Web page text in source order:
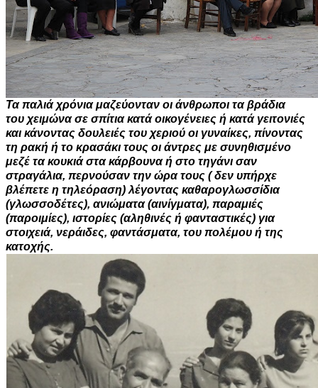
Τα παλιά χρόνια μαζεύονταν οι άνθρωποι τα βράδια
του χειμώνα σε σπίτια κατά οικογένειες ή κατά γειτονιές
και κάνοντας δουλειές του χεριού οι γυναίκες, πίνοντας
τη ρακή ή το κρασάκι τους οι άντρες με συνηθισμένο
μεζέ τα κουκιά στα κάρβουνα ή στο τηγάνι σαν
στραγάλια, περνούσαν την ώρα τους ( δεν υπήρχε
βλέπετε η τηλεόραση) λέγοντας καθαρογλωσσίδια
(γλωσσοδέτες), ανιώματα (αινίγματα), παραμιές
(παροιμίες), ιστορίες (αληθινές ή φανταστικές) για
στοιχειά, νεράιδες, φαντάσματα, του πολέμου ή της
κατοχής.